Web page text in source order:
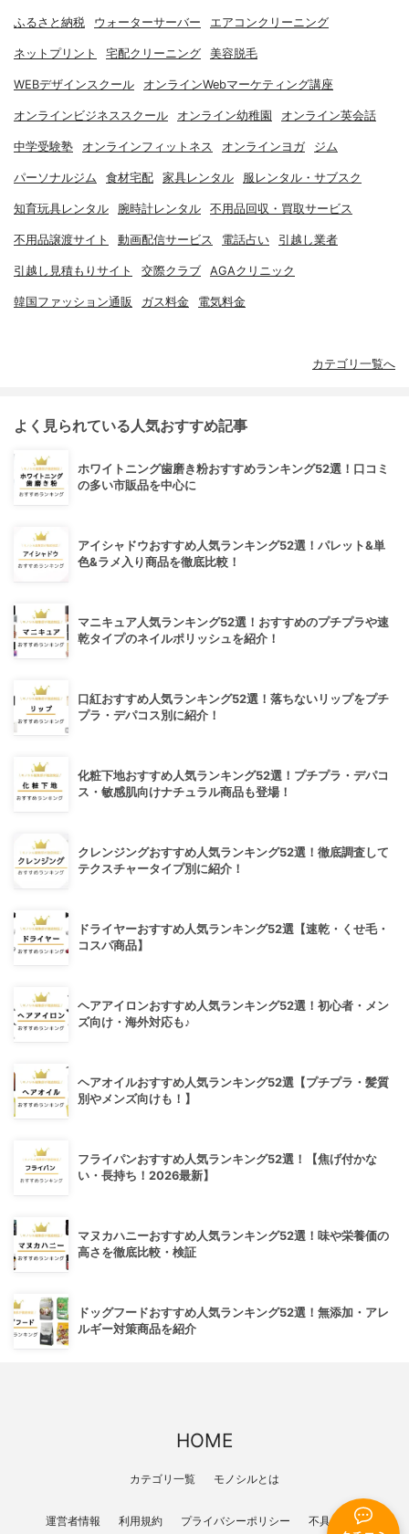
ふるさと納税 ウォーターサーバー エアコンクリーニング
ネットプリント 宅配クリーニング 美容脱毛
WEBデザインスクール オンラインWebマーケティング講座
オンラインビジネススクール オンライン幼稚園 オンライン英会話
中学受験塾 オンラインフィットネス オンラインヨガ ジム
パーソナルジム 食材宅配 家具レンタル 服レンタル・サブスク
知育玩具レンタル 腕時計レンタル 不用品回収・買取サービス
不用品譲渡サイト 動画配信サービス 電話占い 引越し業者
引越し見積もりサイト 交際クラブ AGAクリニック
韓国ファッション通販 ガス料金 電気料金
カテゴリ一覧へ
よく見られている人気おすすめ記事
ホワイトニング歯磨き粉おすすめランキング52選！口コミ
の多い市販品を中心に
アイシャドウおすすめ人気ランキング52選！パレット&単
色&ラメ入り商品を徹底比較！
マニキュア人気ランキング52選！おすすめのプチプラや速
乾タイプのネイルポリッシュを紹介！
口紅おすすめ人気ランキング52選！落ちないリップをプチ
プラ・デパコス別に紹介！
化粧下地おすすめ人気ランキング52選！プチプラ・デパコ
ス・敏感肌向けナチュラル商品も登場！
クレンジングおすすめ人気ランキング52選！徹底調査して
テクスチャータイプ別に紹介！
ドライヤーおすすめ人気ランキング52選【速乾・くせ毛・
コスパ商品】
ヘアアイロンおすすめ人気ランキング52選！初心者・メン
ズ向け・海外対応も♪
ヘアオイルおすすめ人気ランキング52選【プチプラ・髪質
別やメンズ向けも！】
フライパンおすすめ人気ランキング52選！【焦げ付かな
い・長持ち！2026最新】
マヌカハニーおすすめ人気ランキング52選！味や栄養価の
高さを徹底比較・検証
ドッグフードおすすめ人気ランキング52選！無添加・アレ
ルギー対策商品を紹介
HOME
カテゴリ一覧 モノシルとは
運営者情報 利用規約 プライバシーポリシー 不具合報告